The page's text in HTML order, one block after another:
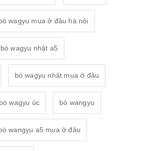
wagyu mua ở đâu hà nội
bò wagyu nhật a5
bò wagyu nhật mua ở đâu
bò wagyu úc bò wangyu
wangyu a5 mua ở đâu